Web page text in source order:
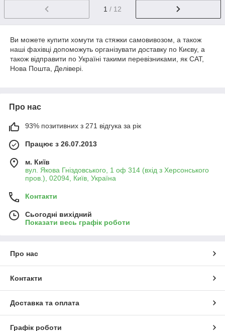
1 / 12
Ви можете купити хомути та стяжки самовивозом, а також
наші фахівці допоможуть організувати доставку по Києву, а
також відправити по Україні такими перевізниками, як САТ,
Нова Пошта, Делівері.
Про нас
93% позитивних з 271 відгука за рік
Працює з 26.07.2013
м. Київ
вул. Якова Гніздовського, 1 оф 314 (вхід з Херсонського
пров.), 02094, Київ, Україна
Контакти
Сьогодні вихідний
Показати весь графік роботи
Про нас
Контакти
Доставка та оплата
Графік роботи